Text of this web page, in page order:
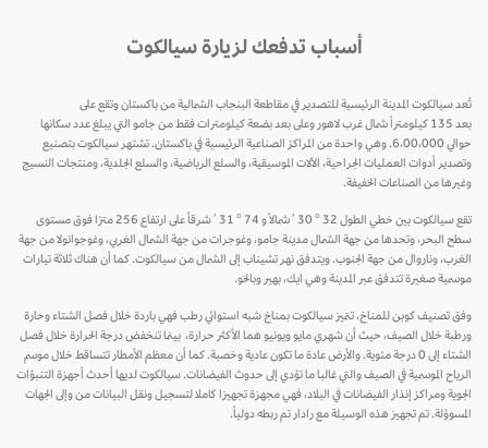
أسباب تدفعك لزيارة سيالكوت
تُعد سيالكوت المدينة الرئيسية للتصدير في مقاطعة البنجاب الشمالية من باكستان وتقع على
بعد 135 كيلومتراً شمال غرب لاهور وعلى بعد بضعة كيلومترات فقط من جامو التي يبلغ عدد سكانها
حوالي 6،00،000. وهي واحدة من المراكز الصناعية الرئيسية في باكستان. تشتهر سيالكوت بتصنيع
وتصدير أدوات العمليات الجراحية، الآلات الموسيقية، والسلع الرياضية، والسلع الجلدية، ومنتجات النسيج
وغيرها من الصناعات الخفيفة.
تقع سيالكوت بين خطي الطول 32 ° 30 ′ شمالاً و 74 ° 31 ′ شرقاً على ارتفاع 256 مترًا فوق مستوى
سطح البحر، وتحدها من جهة الشمال مدينة جامو، وغوجرات من جهة الشمال الغربي، وغوجوانولا من جهة
الغرب، وناروال من جهة الجنوب. ويتدفق نهر تشيناب إلى الشمال من سيالكوت. كما أن هناك ثلاثة تيارات
موسمية صغيرة تتدفق عبر المدينة وهي ايك، بهير وبالخو.
وفق تصنيف كوبن للمناخ، تتميز سيالكوت بمناخ شبه استوائي رطب فهي باردة خلال فصل الشتاء وحارة
ورطبة خلال الصيف، حيث أن شهري مايو ويونيو هما الأكثر حرارة، بينما تنخفض درجة الحرارة خلال فصل
الشتاء إلى 0 درجة مئوية. والأرض عادة ما تكون عادية وخصبة. كما أن معظم الأمطار تتساقط خلال موسم
الرياح الموسمية في الصيف والتي غالبا ما تؤدي إلى حدوث الفيضانات. سيالكوت لديها أحدث أجهزة التنبؤات
الجوية ومراكز إنذار الفيضانات في البلاد، فهي مجهزة تجهيزا كاملا لتسجيل ونقل البيانات من وإلى الجهات
المسوؤلة. تم تجهيز هذه الوسيلة مع رادار تم ربطه دولياً.